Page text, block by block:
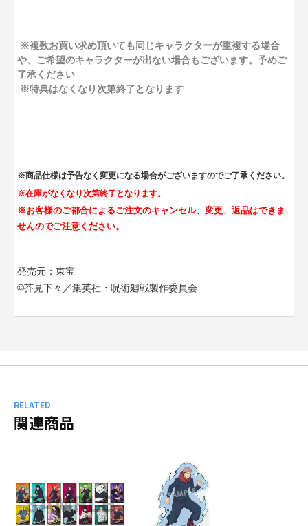
※複数お買い求め頂いても同じキャラクターが重複する場合
や、ご希望のキャラクターが出ない場合もございます。予めご
了承ください
※特典はなくなり次第終了となります
※商品仕様は予告なく変更になる場合がございますのでご了承ください。
※在庫がなくなり次第終了となります。
※お客様のご都合によるご注文のキャンセル、変更、返品はできま
せんのでご注意ください。
発売元：東宝
©芥見下々／集英社・呪術廻戦製作委員会
RELATED
関連商品